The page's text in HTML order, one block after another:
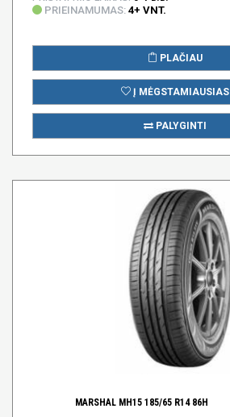
PRIEINAMUMAS: 4+ VNT.
PLAČIAU
Į MĖGSTAMIAUSIAS
PALYGINTI
MARSHAL MH15 185/65 R14 86H